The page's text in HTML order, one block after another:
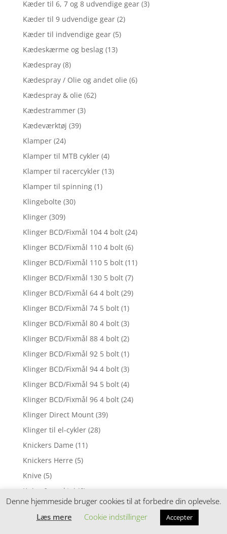
Kæder til 6, 7 og 8 udvendige gear (3)
Kæder til 9 udvendige gear (2)
Kæder til indvendige gear (5)
Kædeskærme og beslag (13)
Kædespray (8)
Kædespray / Olie og andet olie (6)
Kædespray & olie (62)
Kædestrammer (3)
Kædeværktøj (39)
Klamper (24)
Klamper til MTB cykler (4)
Klamper til racercykler (13)
Klamper til spinning (1)
Klingebolte (30)
Klinger (309)
Klinger BCD/Fixmål 104 4 bolt (24)
Klinger BCD/Fixmål 110 4 bolt (6)
Klinger BCD/Fixmål 110 5 bolt (11)
Klinger BCD/Fixmål 130 5 bolt (7)
Klinger BCD/Fixmål 64 4 bolt (29)
Klinger BCD/Fixmål 74 5 bolt (1)
Klinger BCD/Fixmål 80 4 bolt (3)
Klinger BCD/Fixmål 88 4 bolt (2)
Klinger BCD/Fixmål 92 5 bolt (1)
Klinger BCD/Fixmål 94 4 bolt (3)
Klinger BCD/Fixmål 94 5 bolt (4)
Klinger BCD/Fixmål 96 4 bolt (24)
Klinger Direct Mount (39)
Klinger til el-cykler (28)
Knickers Dame (11)
Knickers Herre (5)
Knive (5)
Knive & værktøj (6)
Kogesæt & Gryder (5)
Kombi- / Vendepedaler (5)
Denne hjemmeside bruger cookies til at forbedre din oplevelse.
Læs mere
Cookie indstillinger Accepter